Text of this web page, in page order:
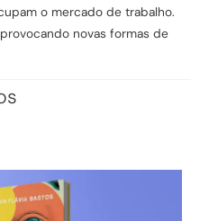
o mercado de trabalho.
novas formas de